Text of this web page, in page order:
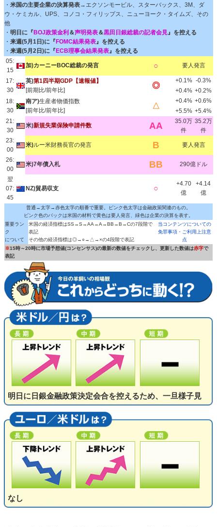
・ 米国の主要企業の決算発表→エクソンモービル、スターバックス、3M、ダ
ウ・ケミカル、UPS、コノコ・フィリップス、ニューヨーク・タイムズ、その
他
・ 明日に『 BOJ政策金利 ＆声明発表＆黒田日銀総裁の記者会見』を控える
・ 来週(5月1日)に『 FOMC結果発表』を控える
・ 来週(5月2日)に『 ECB理事会結果発表』を控える
05:
15
加)カーニーBOC総裁の発言 ○ 要人発言
17:
30
英)第1四半期GDP【速報値】
[前期比/前年比]
◎
+0.1% -0.3%
+0.4% +0.2%
18:
30
南ア)生産者物価指数
[前年比/前年比]
△
+0.4% +0.6%
+5.5% +5.4%
21:
30
米)新規失業保険申請件数 AA
35.0万
件
35.2万
件
23:
00
米)ルー米財務長官の発言 B 要人発言
26:
00
米)7年債入札 BB 290億ドル
翌
07:
45
NZ)貿易収支 ○
+4.70
億
+4.14
億
普通→太字→赤色太字の順番で重要。ピンク色太字は金融政策関連のもの。
ピンク色のバックは米国の材料で黄色は要人発言、緑色は企業の決算を表す。
重要ラン
ク
について
米国の経済指標はSS→S→AA→A→BB→B→Cの7段階で
表記
その他の経済指標は◎→○→△→×の4段階で表記
当コンテンツについての
免罪事項・ご利用上注意
点
※15時～20時に市場予想値(コンセンサス)の最新の数値をチェックし、更新した数値は赤字で
表記
明日に日銀金融政策決定会合を控えるため、一旦様子見
なし